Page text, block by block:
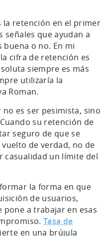
la retención en el primer
señales que ayudan a
o no. En mi
cifra de retención es
siempre es más
utilizaría la
Roman.
es ser pesimista, sino
su retención de
seguro de que se
de verdad, no de
casualidad un límite del
la forma en que
de usuarios,
pone a trabajar en esas
Tasa de
en una brújula